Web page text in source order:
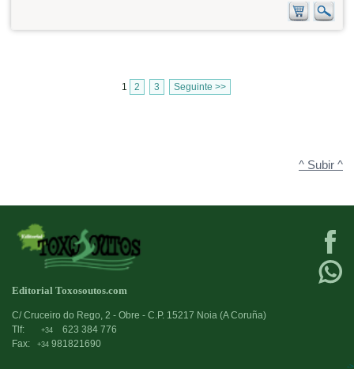
1 2 3 Seguinte >>
^ Subir ^
Editorial Toxosoutos.com
C/ Cruceiro do Rego, 2 - Obre - C.P. 15217 Noia (A Coruña)
Tlf:
+34
623 384 776
Fax:
+34 981821690
->